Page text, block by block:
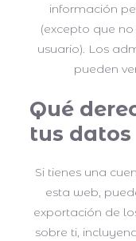
información
(excepto que
usuario). Los
pueden
Qué
tus datos
Si tienes una
esta web,
exportación de
sobre ti,